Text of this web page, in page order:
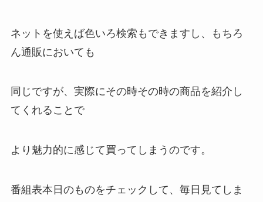
ネットを使えば色いろ検索もできますし、もちろ
ん通販においても
同じですが、実際にその時その時の商品を紹介し
てくれることで
より魅力的に感じて買ってしまうのです。
番組表本日のものをチェックして、毎日見てしま